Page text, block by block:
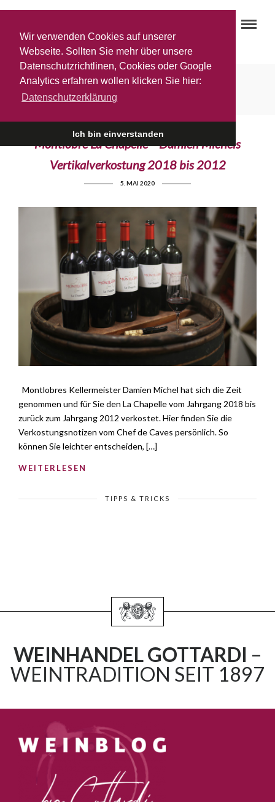
Wir verwenden Cookies auf unserer
Webseite. Sollten Sie mehr über unsere
Datenschutzrichtlinen, Cookies oder Google
Analytics erfahren wollen klicken Sie hier:
Datenschutzerklärung
Ich bin einverstanden
La Chapelle 2015
Montlobre La Chapelle – Damien Michels
Vertikalverkostung 2018 bis 2012
5. MAI 2020
Montlobres Kellermeister Damien Michel hat sich die Zeit
genommen und für Sie den La Chapelle vom Jahrgang 2018 bis
zurück zum Jahrgang 2012 verkostet. Hier finden Sie die
Verkostungsnotizen vom Chef de Caves persönlich. So
können Sie leichter entscheiden, […]
WEITERLESEN
TIPPS & TRICKS
WEINHANDEL GOTTARDI –
WEINTRADITION SEIT 1897